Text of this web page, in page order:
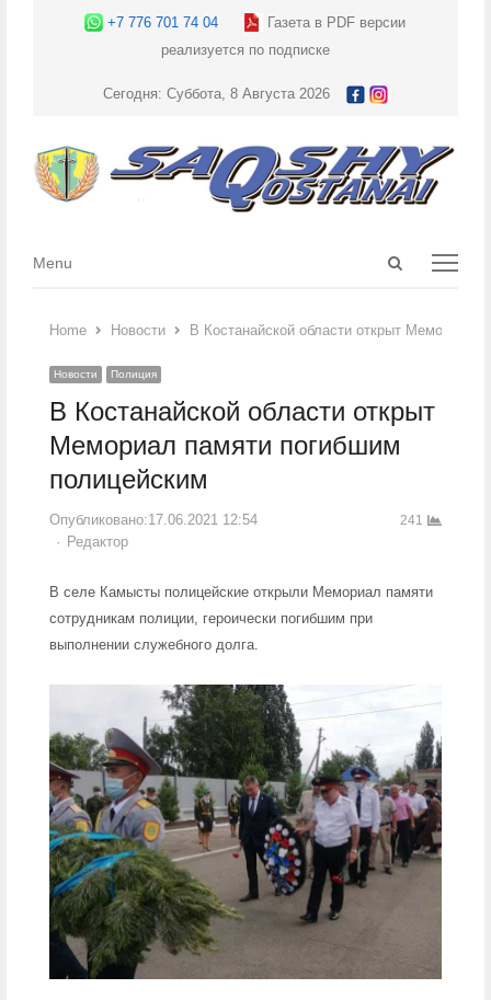
+7 776 701 74 04
Газета в PDF версии
реализуется по подписке
Сегодня: Суббота, 8 Августа 2026
Open
Menu
Menu
Home Новости В Костанайской области открыт Мемориал
Новости Полиция
В Костанайской области открыт
Мемориал памяти погибшим
полицейским
Опубликовано:17.06.2021 12:54
Author
Редактор
241
В селе Камысты полицейские открыли Мемориал памяти
сотрудникам полиции, героически погибшим при
выполнении служебного долга.